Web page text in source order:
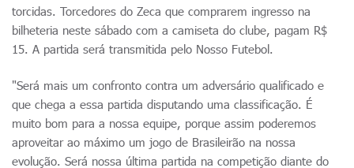
torcidas. Torcedores do Zeca que comprarem ingresso na
bilheteria neste sábado com a camiseta do clube, pagam R$
15. A partida será transmitida pelo Nosso Futebol.
"Será mais um confronto contra um adversário qualificado e
que chega a essa partida disputando uma classificação. É
muito bom para a nossa equipe, porque assim poderemos
aproveitar ao máximo um jogo de Brasileirão na nossa
evolução. Será nossa última partida na competição diante do